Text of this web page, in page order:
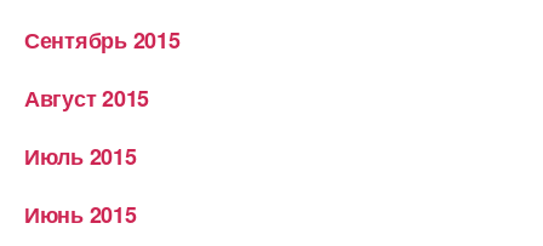
Сентябрь 2015
Август 2015
Июль 2015
Июнь 2015